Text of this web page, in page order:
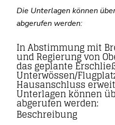
Die Unterlagen können
abgerufen werden:
In Abstimmung mit
und Regierung von
das geplante
Unterwössen/
Hausanschluss
Unterlagen können
abgerufen werden:
Beschreibung